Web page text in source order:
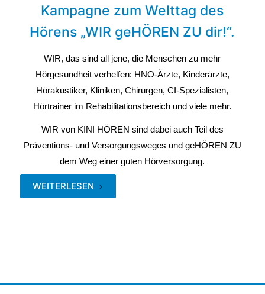
Kampagne zum Welttag des
Hörens „WIR geHÖREN ZU dir!“.
WIR, das sind all jene, die Menschen zu mehr
Hörgesundheit verhelfen: HNO-Ärzte, Kinderärzte,
Hörakustiker, Kliniken, Chirurgen, CI-Spezialisten,
Hörtrainer im Rehabilitationsbereich und viele mehr.
WIR von KINI HÖREN sind dabei auch Teil des
Präventions- und Versorgungsweges und geHÖREN ZU
dem Weg einer guten Hörversorgung.
WEITERLESEN